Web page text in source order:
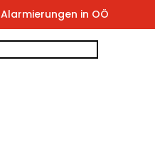
Alarmierungen in OÖ